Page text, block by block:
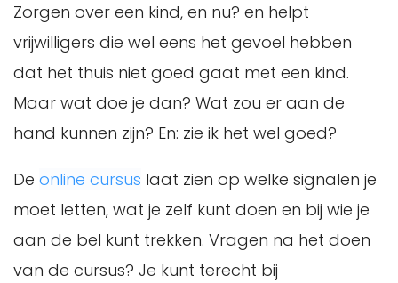
Zorgen over een kind, en nu? en helpt
vrijwilligers die wel eens het gevoel hebben
dat het thuis niet goed gaat met een kind.
Maar wat doe je dan? Wat zou er aan de
hand kunnen zijn? En: zie ik het wel goed?
De online cursus laat zien op welke signalen je
moet letten, wat je zelf kunt doen en bij wie je
aan de bel kunt trekken. Vragen na het doen
van de cursus? Je kunt terecht bij